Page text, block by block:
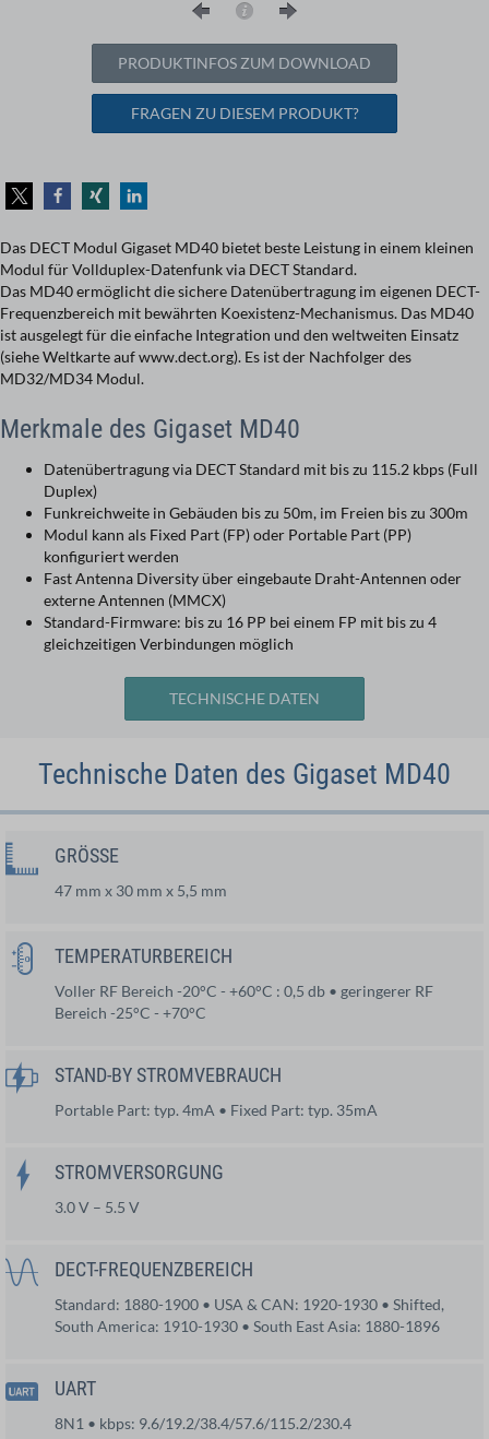
PRODUKTINFOS ZUM DOWNLOAD
FRAGEN ZU DIESEM PRODUKT?
Das DECT Modul Gigaset MD40 bietet beste Leistung in einem kleinen
Modul für Vollduplex-Datenfunk via DECT Standard.
Das MD40 ermöglicht die sichere Datenübertragung im eigenen DECT-
Frequenzbereich mit bewährten Koexistenz-Mechanismus. Das MD40
ist ausgelegt für die einfache Integration und den weltweiten Einsatz
(siehe Weltkarte auf www.dect.org). Es ist der Nachfolger des
MD32/MD34 Modul.
Merkmale des Gigaset MD40
Datenübertragung via DECT Standard mit bis zu 115.2 kbps (Full
Duplex)
Funkreichweite in Gebäuden bis zu 50m, im Freien bis zu 300m
Modul kann als Fixed Part (FP) oder Portable Part (PP)
konfiguriert werden
Fast Antenna Diversity über eingebaute Draht-Antennen oder
externe Antennen (MMCX)
Standard-Firmware: bis zu 16 PP bei einem FP mit bis zu 4
gleichzeitigen Verbindungen möglich
TECHNISCHE DATEN
Technische Daten des Gigaset MD40
GRÖSSE
47 mm x 30 mm x 5,5 mm
TEMPERATURBEREICH
Voller RF Bereich -20°C - +60°C : 0,5 db • geringerer RF
Bereich -25°C - +70°C
STAND-BY STROMVEBRAUCH
Portable Part: typ. 4mA • Fixed Part: typ. 35mA
STROMVERSORGUNG
3.0 V – 5.5 V
DECT-FREQUENZBEREICH
Standard: 1880-1900 • USA & CAN: 1920-1930 • Shifted,
South America: 1910-1930 • South East Asia: 1880-1896
UART
8N1 • kbps: 9.6/19.2/38.4/57.6/115.2/230.4